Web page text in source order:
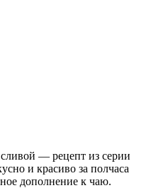
— рецепт из серии
и красиво за полчаса
дополнение к чаю.